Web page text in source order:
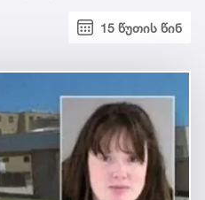
15 წუთის წინ